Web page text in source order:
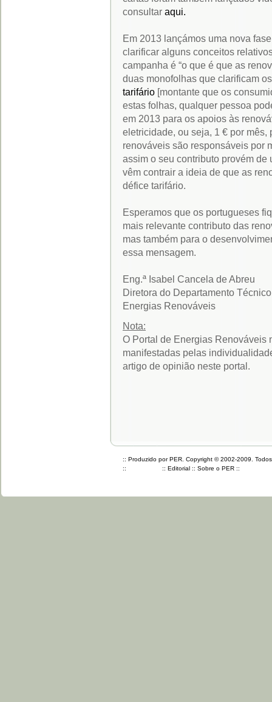
consultar aqui.
Em 2013 lançámos uma nova
clarificar alguns conceitos
campanha é “o que é que as
duas monofolhas que clarificam
tarifário [montante que os
estas folhas, qualquer pessoa
em 2013 para os apoios às
eletricidade, ou seja, 1 € por mês,
renováveis são responsáveis por
assim o seu contributo provém
vêm contrair a ideia de que as
défice tarifário.
Esperamos que os portugueses
mais relevante contributo das
mas também para o
essa mensagem.
Eng.ª Isabel Cancela de Abreu
Diretora do Departamento
Energias Renováveis
Nota:
O Portal de Energias
manifestadas pelas
artigo de opinião neste portal.
:: Produzido por PER. Copyright © 2002-2009.
::
:: Editorial :: Sobre o PER ::